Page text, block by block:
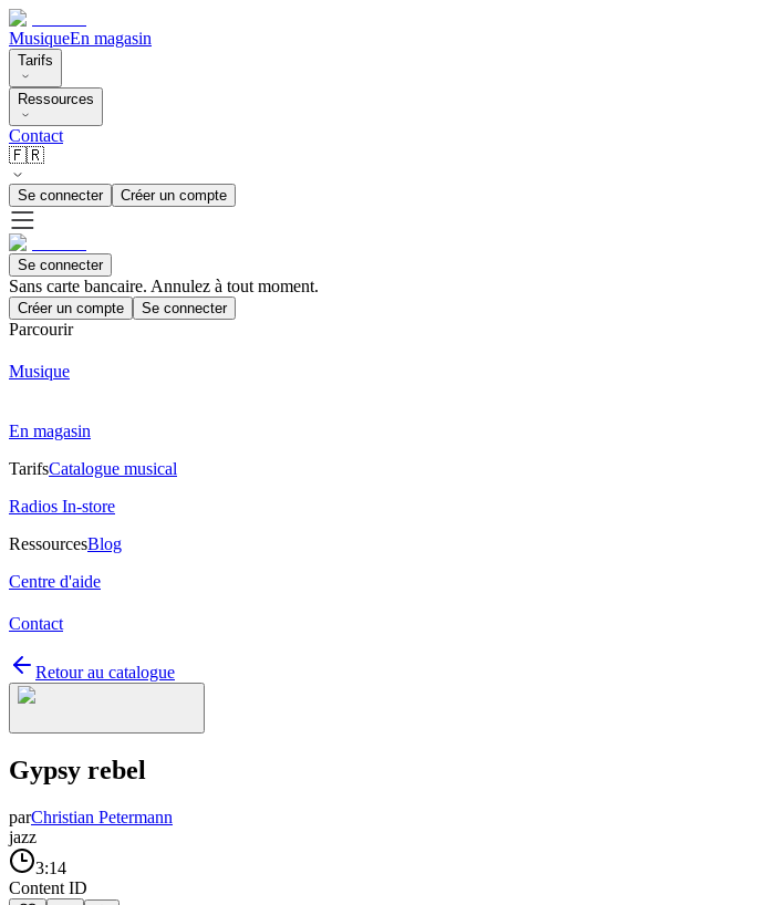
MusiqueEn magasin
Tarifs
Ressources
Contact
🇫🇷
Se connecter Créer un compte
Se connecter
Sans carte bancaire. Annulez à tout moment.
Créer un compte Se connecter
Parcourir
Musique
En magasin
TarifsCatalogue musical
Radios In-store
RessourcesBlog
Centre d'aide
Contact
Retour au catalogue
Gypsy rebel
parChristian Petermann
jazz
3:14
Content ID